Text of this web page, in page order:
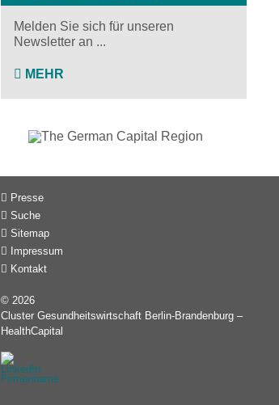
Melden Sie sich für unseren
Newsletter an ...
MEHR
Presse
Suche
Sitemap
Impressum
Kontakt
© 2026
Cluster Gesundheitswirtschaft Berlin-Brandenburg –
HealthCapital